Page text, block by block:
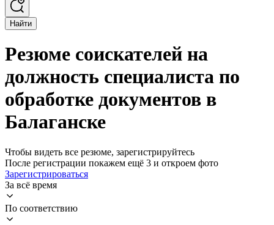
Найти
Резюме соискателей на
должность специалиста по
обработке документов в
Балаганске
Чтобы видеть все резюме, зарегистрируйтесь
После регистрации покажем ещё 3 и откроем фото
Зарегистрироваться
За всё время
По соответствию